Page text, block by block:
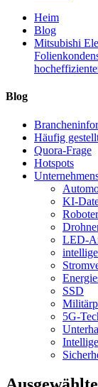
Heim
Blog
Mitsubishi
Blog
Häufig
Quora-Frage
Hotspots
KI-
Roboter
LED-
SSD
5G-